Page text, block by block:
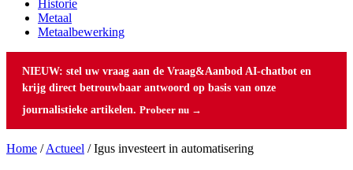
Historie
Metaal
Metaalbewerking
NIEUW: stel uw vraag aan de Vraag&Aanbod AI-chatbot en
krijg direct betrouwbaar antwoord op basis van onze
journalistieke artikelen. Probeer nu →
Home /Actueel /Igus investeert in automatisering